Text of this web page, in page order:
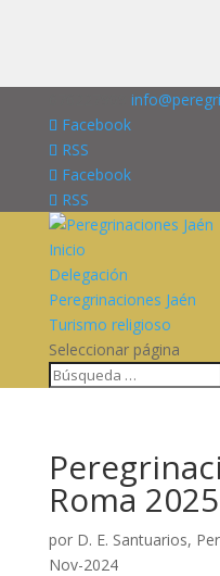
Facebook
RSS
Facebook
RSS
Inicio
Delegación
Peregrinaciones Jaén
Turismo religioso
Seleccionar página
Roma
por D. E. Santuarios,
Nov-2024